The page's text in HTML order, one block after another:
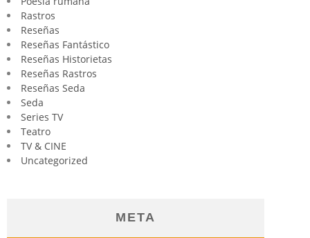
Rastros
Reseñas
Reseñas Fantástico
Reseñas Historietas
Reseñas Rastros
Reseñas Seda
Seda
Series TV
Teatro
TV & CINE
Uncategorized
META